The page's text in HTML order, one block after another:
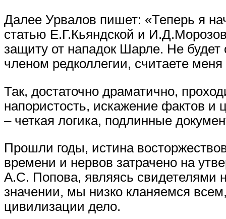
Далее Урвалов пишет: «Теперь я
статью Е.Г.Кьяндской и
защиту от нападок Шарле. Не будет
членом редколлегии, считаете
Так, достаточно драматично,
напористость, искажение фактов и
– четкая логика, подлинные
Прошли годы, истина
времени и нервов затрачено на
А.С. Попова, являясь свидетелями
значении, мы низко кланяемся
цивилизации дело.